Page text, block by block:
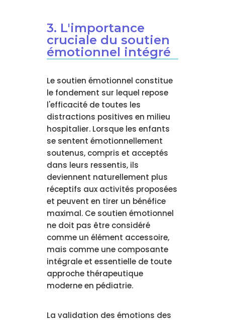
3. L'importance
cruciale du soutien
émotionnel intégré
Le soutien émotionnel constitue
le fondement sur lequel repose
l'efficacité de toutes les
distractions positives en milieu
hospitalier. Lorsque les enfants
se sentent émotionnellement
soutenus, compris et acceptés
dans leurs ressentis, ils
deviennent naturellement plus
réceptifs aux activités proposées
et peuvent en tirer un bénéfice
maximal. Ce soutien émotionnel
ne doit pas être considéré
comme un élément accessoire,
mais comme une composante
intégrale et essentielle de toute
approche thérapeutique
moderne en pédiatrie.
La validation des émotions des